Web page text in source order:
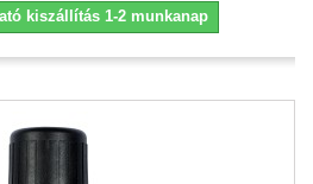
kiszállítás 1-2 munkanap